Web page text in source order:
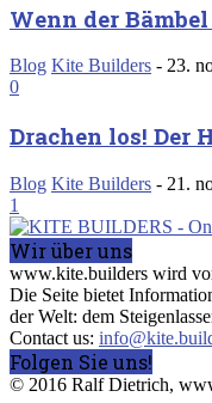
Wenn der
Blog Kite Builders - 23.
0
Drachen los! Der
Blog Kite Builders - 21.
1
Wir über uns
www.kite.builders wird
Die Seite bietet
der Welt: dem
Contact us:
Folgen Sie uns!
© 2016 Ralf Dietrich,